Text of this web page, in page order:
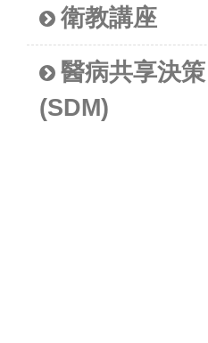
衛教講座
醫病共享決策
(SDM)